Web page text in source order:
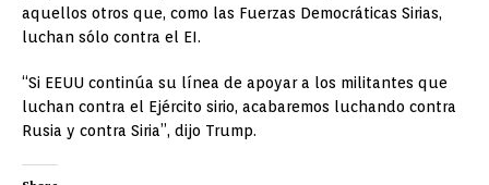
aquellos otros que, como las Fuerzas Democráticas Sirias,
luchan sólo contra el EI.
“Si EEUU continúa su línea de apoyar a los militantes que
luchan contra el Ejército sirio, acabaremos luchando contra
Rusia y contra Siria”, dijo Trump.